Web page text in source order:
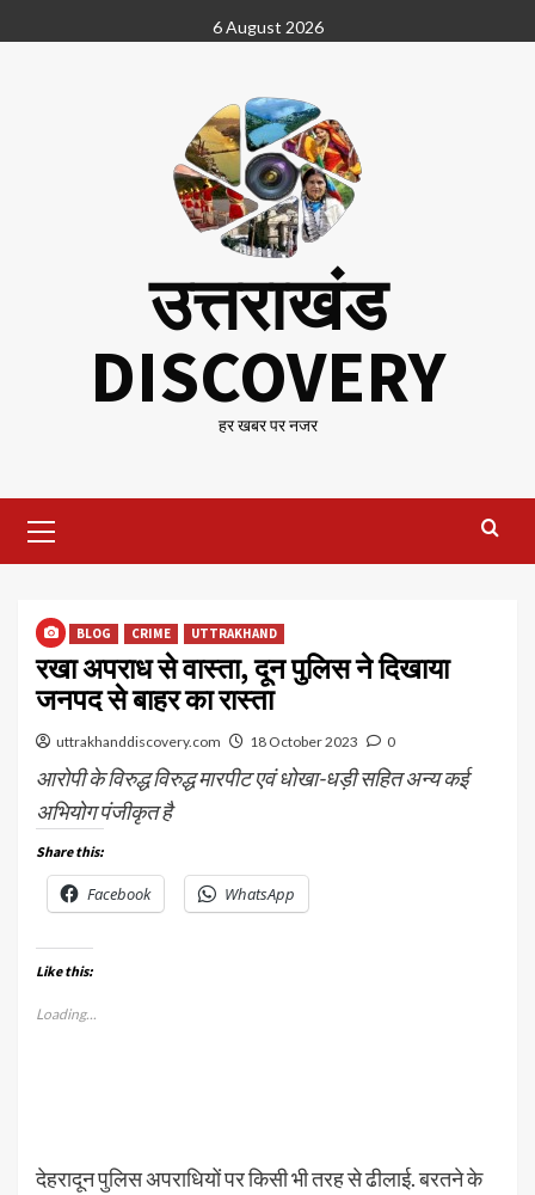
to
6 August 2026
उत्तराखंड
DISCOVERY
हर खबर पर नजर
Menu
BLOG CRIME UTTRAKHAND
रखा अपराध से वास्ता, दून पुलिस ने दिखाया
जनपद से बाहर का रास्ता
uttrakhanddiscovery.com 18 October 2023 0
आरोपी के विरुद्ध विरुद्ध मारपीट एवं धोखा-धड़ी सहित अन्य कई
अभियोग पंजीकृत है
Share this:
Facebook WhatsApp
Like this:
Loading...
देहरादून पुलिस अपराधियों पर किसी भी तरह से ढीलाई. बरतने के